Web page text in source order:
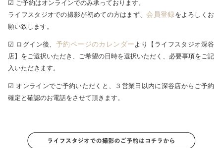
☑ ご予約はオンラインでのみ承っております。
ライフスタジオでの撮影が初めての方はまず、会員登録をよろしくお
願い致します。
☑ ログイン後、 予約ページのカレンダーより【ライフスタジオ深谷
店】をご選択いただき、ご希望の日時を選択いただく、必要事項をご記
入いただきます。
☑ オンラインでご予約いただくと、３営業日以内に深谷店からご予約
確定と確認のお電話をさせて頂きます。